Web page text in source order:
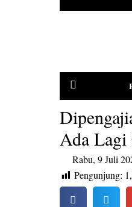
Ada Lagi
Rabu, 9 Juli
Pengunjung: